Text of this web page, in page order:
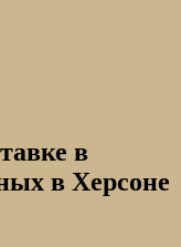
в
в Херсоне